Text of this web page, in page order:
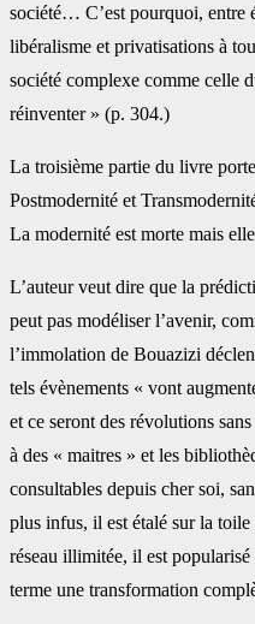
société… C’est pourquoi, entre
libéralisme et privatisations à
‎société complexe comme celle
réinventer » (p. 304.)‎
La troisième partie du livre
Postmodernité et
La modernité est morte mais
L’auteur veut dire que la
peut pas modéliser ‎l’avenir,
l’immolation de Bouazizi
tels évènements « vont
et ce seront des révolutions
à des ‎‎« maitres » et les
consultables depuis cher soi,
plus infus, il est étalé sur la
réseau illimitée, il est
terme ‎une transformation